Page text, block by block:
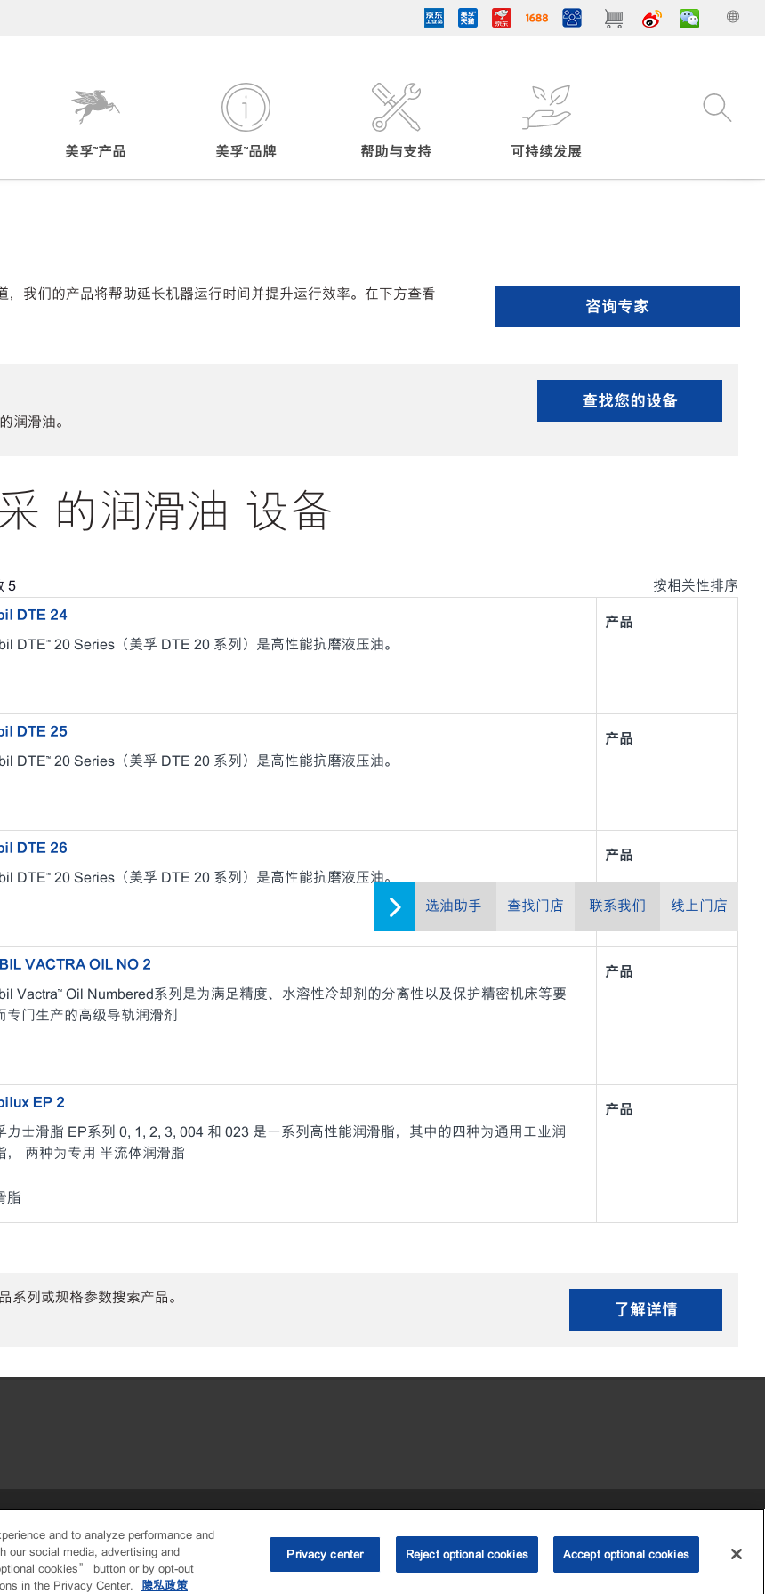
美孚™产品 美孚™品牌 帮助与支持 可持续发展
选油助手 查找门店 联系我们 线上门店
我们的产品将帮助延长机器运行时间并提升运行效率。在下方查看
咨询专家
润滑油。
查找您的设备
的润滑油 设备
5 按相关性排序
DTE 24
DTE™ 20 Series（美孚 DTE 20 系列）是高性能抗磨液压油。
产品
DTE 25
DTE™ 20 Series（美孚 DTE 20 系列）是高性能抗磨液压油。
产品
DTE 26
DTE™ 20 Series（美孚 DTE 20 系列）是高性能抗磨液压油。
产品
VACTRA OIL NO 2
Vactra™ Oil Numbered系列是为满足精度、水溶性冷却剂的分离性以及保护精密机床等要
专门生产的高级导轨润滑剂
产品
EP 2
力士滑脂 EP系列 0, 1, 2, 3, 004 和 023 是一系列高性能润滑脂，其中的四种为通用工业润
， 两种为专用 半流体润滑脂
脂
产品
系列或规格参数搜索产品。
了解详情
• Privacy center (Do not sell or share my personal information)
2003-2026
埃克森美孚公司版权所有。保留所有权利。
沪ICP备09048291号-4
沪公网安备 31010402004412号
and to analyze performance and
our social media, advertising and
cookies” button or by opt-out
in the Privacy Center.
隐私政策
Privacy center Reject optional cookies Accept optional cookies